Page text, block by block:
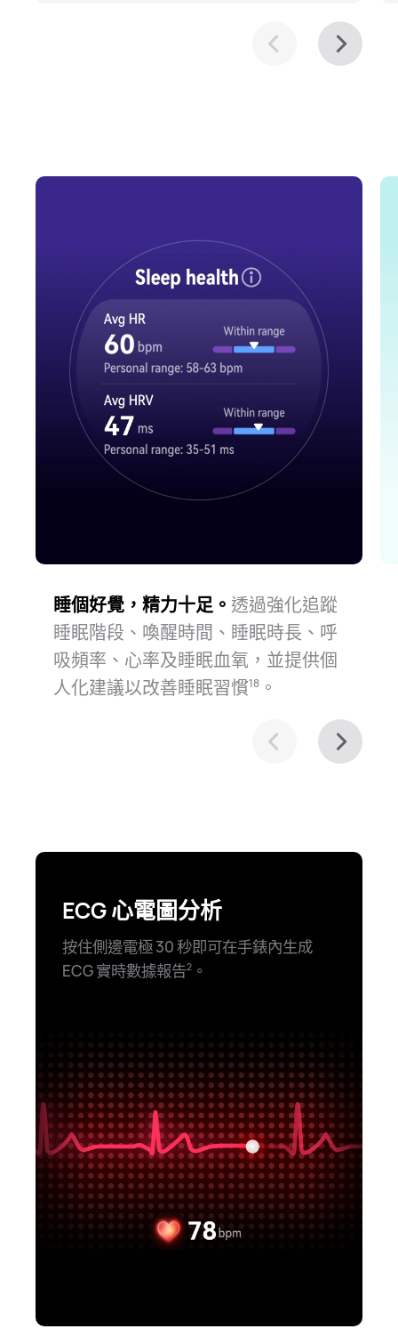
睡個好覺，精力十足。 透過強化追蹤
睡眠階段、喚醒時間、睡眠時長、呼
吸頻率、心率及睡眠血氧，並提供個
人化建議以改善睡眠習⁠慣⁠18。
ECG 心電圖分析
按住側邊電極 30 秒即可在手錶內生成
ECG 實時數據報告⁠2。